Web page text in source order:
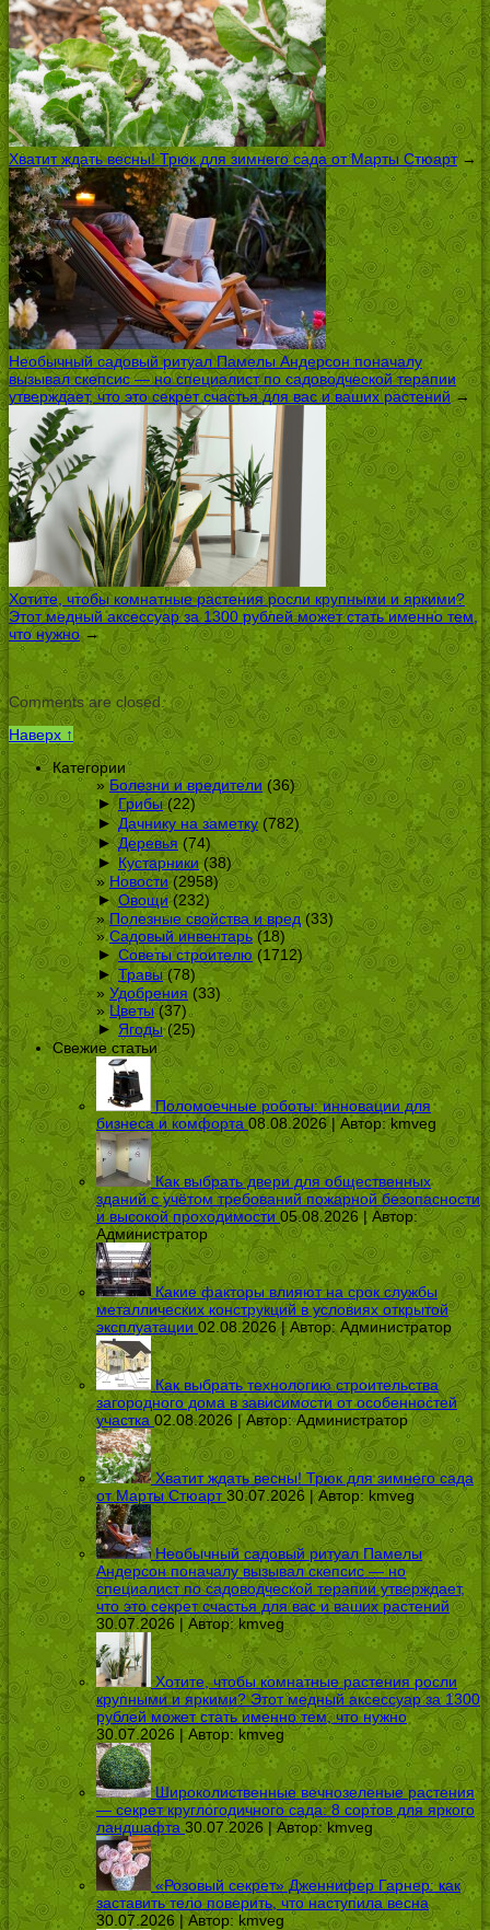
Хватит ждать весны! Трюк для зимнего сада от Марты Стюарт→
Необычный садовый ритуал Памелы Андерсон поначалу
вызывал скепсис — но специалист по садоводческой терапии
утверждает, что это секрет счастья для вас и ваших растений →
Хотите, чтобы комнатные растения росли крупными и яркими?
Этот медный аксессуар за 1300 рублей может стать именно тем,
что нужно→
Comments are closed.
Наверх ↑
Категории
Болезни и вредители (36)
► Грибы(22)
► Дачнику на заметку(782)
► Деревья (74)
► Кустарники(38)
Новости(2958)
► Овощи(232)
Полезные свойства и вред(33)
Садовый инвентарь(18)
► Советы строителю (1712)
► Травы(78)
Удобрения (33)
Цветы(37)
► Ягоды(25)
Свежие статьи
Поломоечные роботы: инновации для
бизнеса и комфорта 08.08.2026 | Автор:kmveg
Как выбрать двери для общественных
зданий с учётом требований пожарной безопасности
и высокой проходимости 05.08.2026 | Автор:
Администратор
Какие факторы влияют на срок службы
металлических конструкций в условиях открытой
эксплуатации 02.08.2026 | Автор: Администратор
Как выбрать технологию строительства
загородного дома в зависимости от особенностей
участка 02.08.2026 | Автор:Администратор
Хватит ждать весны! Трюк для зимнего сада
от Марты Стюарт 30.07.2026 | Автор: kmveg
Необычный садовый ритуал Памелы
Андерсон поначалу вызывал скепсис — но
специалист по садоводческой терапии утверждает,
что это секрет счастья для вас и ваших растений
30.07.2026 | Автор:kmveg
Хотите, чтобы комнатные растения росли
крупными и яркими? Этот медный аксессуар за 1300
рублей может стать именно тем, что нужно
30.07.2026 | Автор: kmveg
Широколиственные вечнозеленые растения
— секрет круглогодичного сада: 8 сортов для яркого
ландшафта 30.07.2026 | Автор:kmveg
«Розовый секрет» Дженнифер Гарнер: как
заставить тело поверить, что наступила весна
30.07.2026 | Автор: kmveg